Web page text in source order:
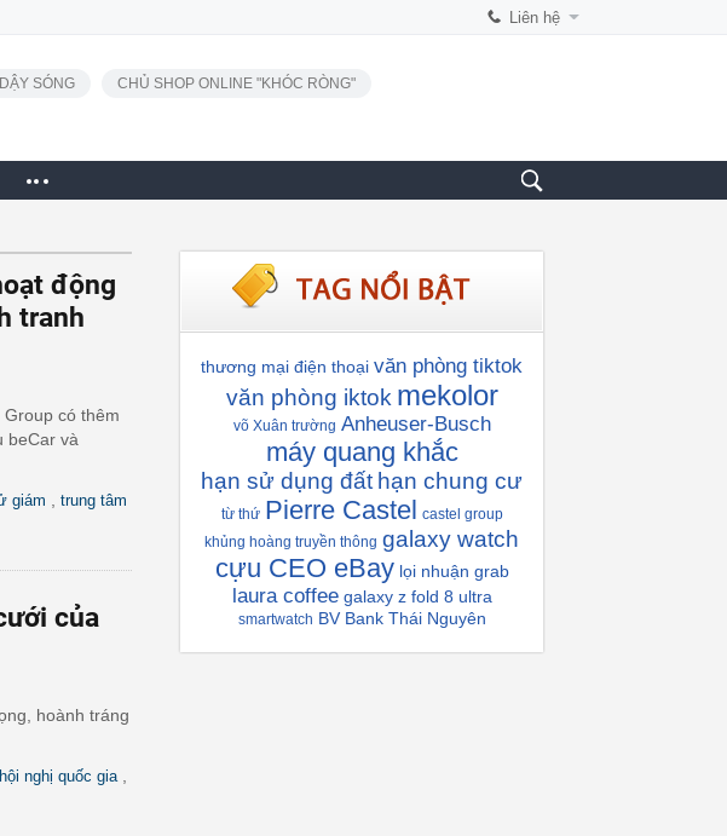
Liên hệ
SÓNG CHỦ SHOP ONLINE "KHÓC RÒNG"
động
tranh
có thêm
beCar và
giám
trung tâm
của
hoành tráng
nghị quốc gia
thương mại điện thoại văn phòng tiktok
văn phòng iktok mekolor
võ Xuân trường Anheuser-Busch
máy quang khắc
hạn sử dụng đất hạn chung cư
từ thứ Pierre Castel castel group
khủng hoàng truyền thông galaxy watch
cựu CEO eBay lọi nhuận grab
laura coffee galaxy z fold 8 ultra
smartwatch BV Bank Thái Nguyên